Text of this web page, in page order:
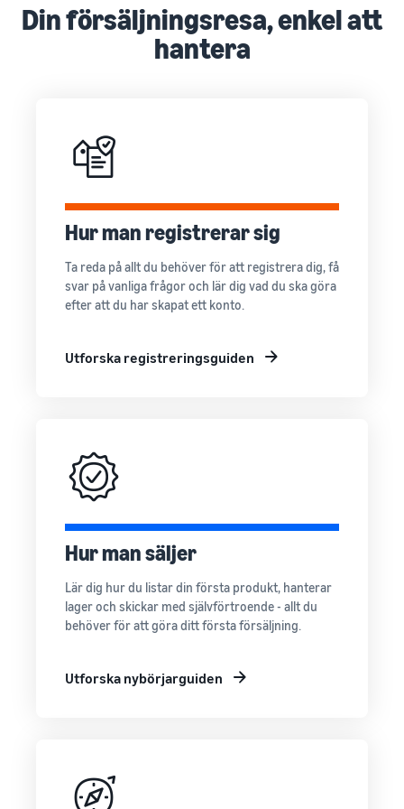
kunder över
hela världen
Mellanöstern och
Nordafrika.
Din försäljningsresa, enkel att
hantera
Hur man registrerar sig
Ta reda på allt du behöver för att registrera dig, få
svar på vanliga frågor och lär dig vad du ska göra
efter att du har skapat ett konto.
Utforska registreringsguiden
Hur man säljer
Lär dig hur du listar din första produkt, hanterar
lager och skickar med självförtroende - allt du
behöver för att göra ditt första försäljning.
Utforska nybörjarguiden